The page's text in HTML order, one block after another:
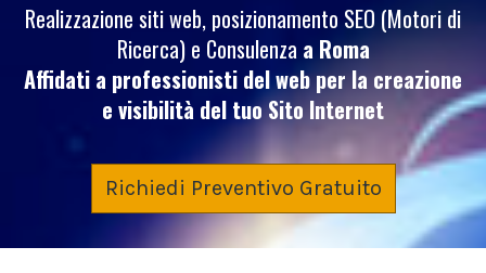
Realizzazione siti web, posizionamento SEO (Motori di
Ricerca) e Consulenza a Roma
Affidati a professionisti del web per la creazione
e visibilità del tuoSito Internet
Richiedi Preventivo Gratuito